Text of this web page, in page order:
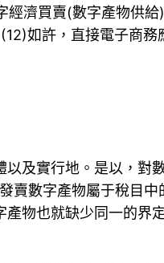
濟買賣(數字產物供
如許，直接電子商務
及實行地。是以，對
賣數字產物屬于稅目
物也就缺少同一的界